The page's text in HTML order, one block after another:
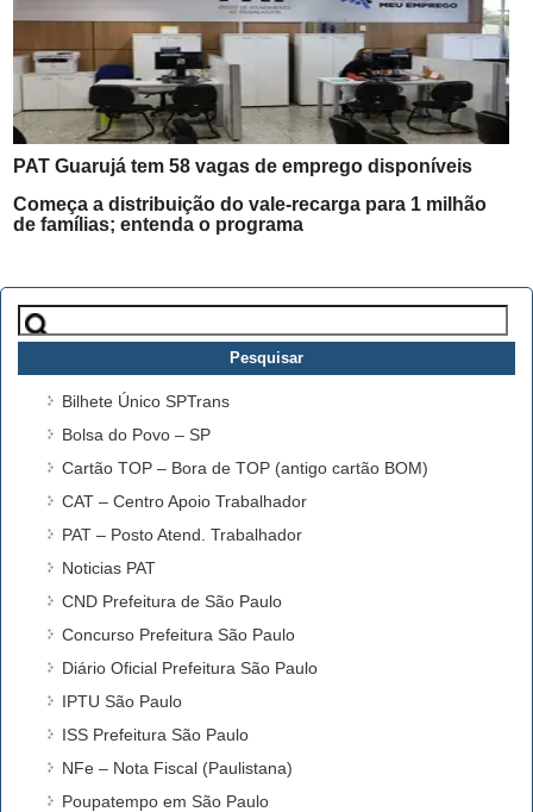
PAT Guarujá tem 58 vagas de emprego disponíveis
Começa a distribuição do vale-recarga para 1 milhão
de famílias; entenda o programa
Pesquisar
por:
Bilhete Único SPTrans
Bolsa do Povo – SP
Cartão TOP – Bora de TOP (antigo cartão BOM)
CAT – Centro Apoio Trabalhador
PAT – Posto Atend. Trabalhador
Noticias PAT
CND Prefeitura de São Paulo
Concurso Prefeitura São Paulo
Diário Oficial Prefeitura São Paulo
IPTU São Paulo
ISS Prefeitura São Paulo
NFe – Nota Fiscal (Paulistana)
Poupatempo em São Paulo